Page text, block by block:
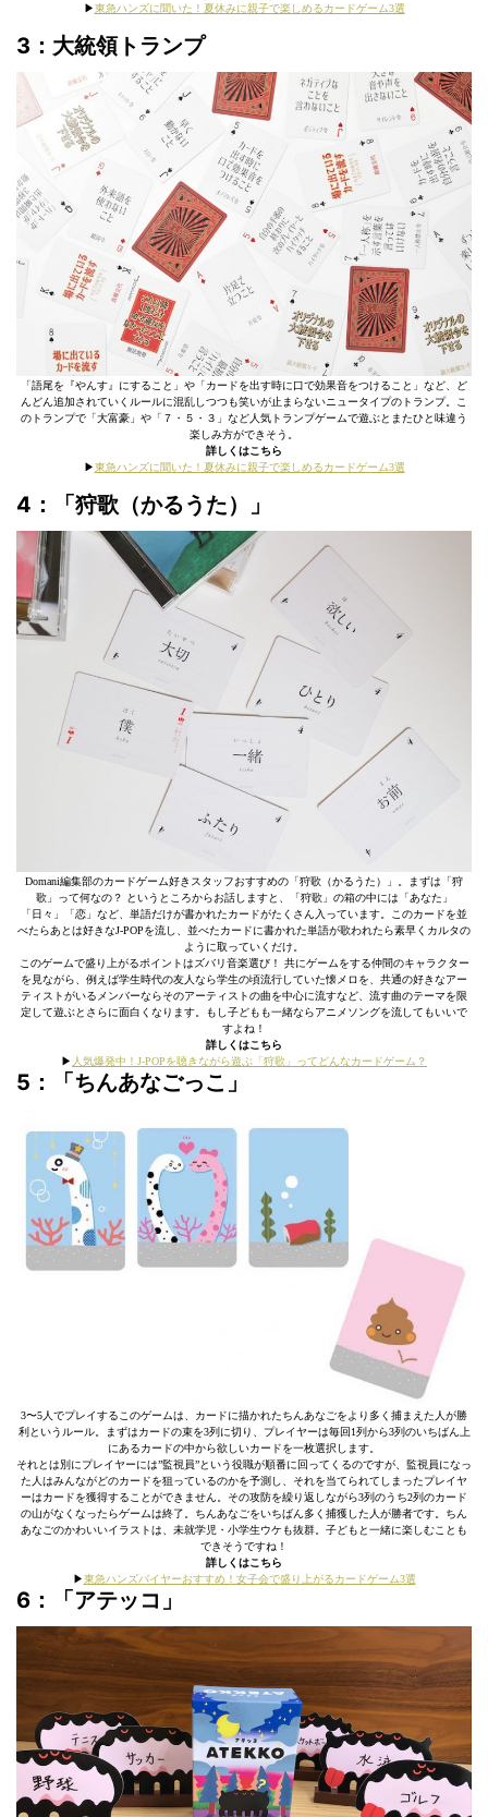
▶︎東急ハンズに聞いた！夏休みに親子で楽しめるカードゲーム3選
3： 大統領トランプ
「語尾を『やんす』にすること」や「カードを出す時に口で効果音をつけること」など、ど
んどん追加されていくルールに混乱しつつも笑いが止まらないニュータイプのトランプ。こ
のトランプで「大富豪」や「７・５・３」など人気トランプゲームで遊ぶとまたひと味違う
楽しみ方ができそう。
詳しくはこちら
▶︎東急ハンズに聞いた！夏休みに親子で楽しめるカードゲーム3選
4：「狩歌（かるうた）」
Domani編集部のカードゲーム好きスタッフおすすめの「狩歌（かるうた）」。まずは「狩
歌」って何なの？ というところからお話しますと、「狩歌」の箱の中には「あなた」
「日々」「恋」など、単語だけが書かれたカードがたくさん入っています。このカードを並
べたらあとは好きなJ-POPを流し、並べたカードに書かれた単語が歌われたら素早くカルタの
ように取っていくだけ。
このゲームで盛り上がるポイントはズバリ音楽選び！ 共にゲームをする仲間のキャラクター
を見ながら、例えば学生時代の友人なら学生の頃流行していた懐メロを、共通の好きなアー
ティストがいるメンバーならそのアーティストの曲を中心に流すなど、流す曲のテーマを限
定して遊ぶとさらに面白くなります。もし子どもも一緒ならアニメソングを流してもいいで
すよね！
詳しくはこちら
▶︎ 人気爆発中！J-POPを聴きながら遊ぶ「狩歌」ってどんなカードゲーム？
5： 「ちんあなごっこ」
3〜5人でプレイするこのゲームは、カードに描かれたちんあなごをより多く捕まえた人が勝
利というルール。まずはカードの束を3列に切り、プレイヤーは毎回1列から3列のいちばん上
にあるカードの中から欲しいカードを一枚選択します。
それとは別にプレイヤーには”監視員”という役職が順番に回ってくるのですが、監視員になっ
た人はみんながどのカードを狙っているのかを予測し、それを当てられてしまったプレイヤ
ーはカードを獲得することができません。その攻防を繰り返しながら3列のうち2列のカード
の山がなくなったらゲームは終了。ちんあなごをいちばん多く捕獲した人が勝者です。ちん
あなごのかわいいイラストは、未就学児・小学生ウケも抜群。子どもと一緒に楽しむことも
できそうですね！
詳しくはこちら
▶︎東急ハンズバイヤーおすすめ！女子会で盛り上がるカードゲーム3選
6： 「アテッコ」